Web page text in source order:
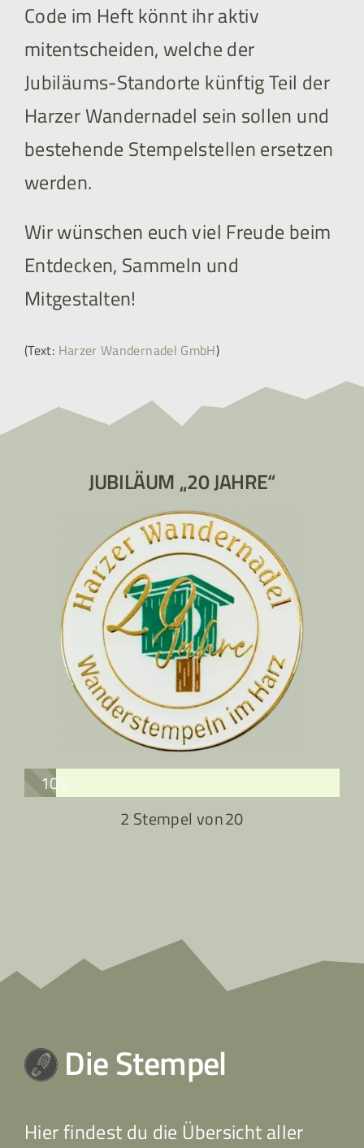
Code im Heft könnt ihr aktiv
mitentscheiden, welche der
Jubiläums-Standorte künftig Teil der
Harzer Wandernadel sein sollen und
bestehende Stempelstellen ersetzen
werden.
Wir wünschen euch viel Freude beim
Entdecken, Sammeln und
Mitgestalten!
(Text: Harzer Wandernadel GmbH)
JUBILÄUM „20 JAHRE“
10%
2 Stempel von20
Die Stempel
Hier findest du die Übersicht aller